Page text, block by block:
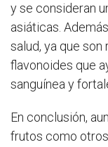
y se consideran
asiáticas.
salud, ya que
flavonoides que
sanguínea y
En conclusión,
frutos como